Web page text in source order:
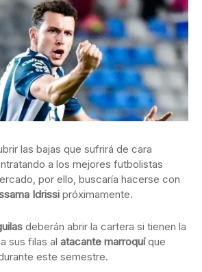
las bajas que sufrirá de cara
a los mejores futbolistas
por ello, buscaría hacerse con
Idrissi próximamente.
deberán abrir la cartera si tienen la
sus filas al atacante marroquíque
este semestre.